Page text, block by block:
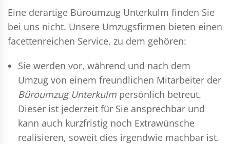
Eine derartige Büroumzug Unterkulm finden Sie
bei uns nicht. Unsere Umzugsfirmen bieten einen
facettenreichen Service, zu dem gehören:
Sie werden vor, während und nach dem
Umzug von einem freundlichen Mitarbeiter der
Büroumzug Unterkulm persönlich betreut.
Dieser ist jederzeit für Sie ansprechbar und
kann auch kurzfristig noch Extrawünsche
realisieren, soweit dies irgendwie machbar ist.